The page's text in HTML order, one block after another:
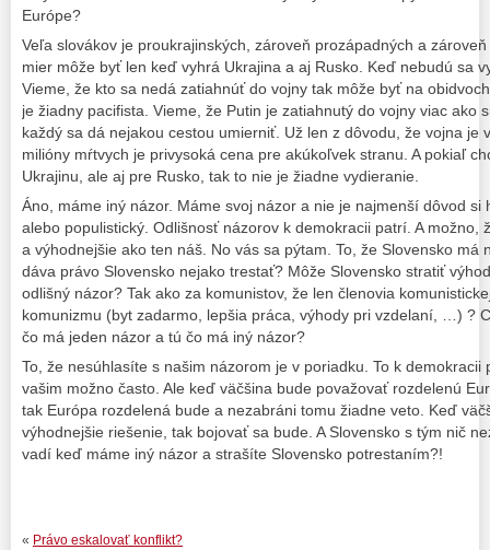
Európe?
Veľa slovákov je proukrajinských, zároveň prozápadných a
mier môže byť len keď vyhrá Ukrajina a aj Rusko. Keď nebudú sa
Vieme, že kto sa nedá zatiahnúť do vojny tak môže byť na
je žiadny pacifista. Vieme, že Putin je zatiahnutý do vojny viac ako
každý sa dá nejakou cestou umierniť. Už len z dôvodu, že vojna je
milióny mŕtvych je privysoká cena pre akúkoľvek stranu. A pokiaľ
Ukrajinu, ale aj pre Rusko, tak to nie je žiadne vydieranie.
Áno, máme iný názor. Máme svoj názor a nie je najmenší dôvod
alebo populistický. Odlišnosť názorov k demokracii patrí. A možno,
a výhodnejšie ako ten náš. No vás sa pýtam. To, že Slovensko má
dáva právo Slovensko nejako trestať? Môže Slovensko stratiť
odlišný názor? Tak ako za komunistov, že len členovia
komunizmu (byt zadarmo, lepšia práca, výhody pri vzdelaní, …) ?
čo má jeden názor a tú čo má iný názor?
To, že nesúhlasíte s našim názorom je v poriadku. To k demokracii
vašim možno často. Ale keď väčšina bude považovať rozdelenú
tak Európa rozdelená bude a nezabráni tomu žiadne veto. Keď
výhodnejšie riešenie, tak bojovať sa bude. A Slovensko s tým nič
vadí keď máme iný názor a strašíte Slovensko potrestaním?!
« Právo eskalovať konflikt?